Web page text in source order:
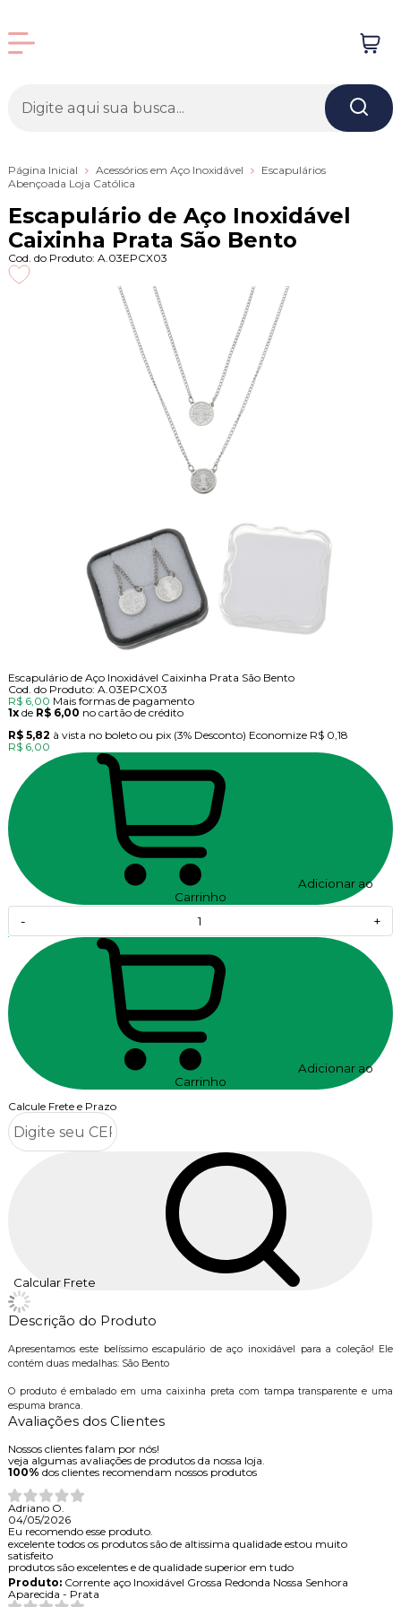
Página Inicial Acessórios em Aço Inoxidável
Escapulários
Abençoada Loja Católica
Escapulário de Aço Inoxidável
Caixinha Prata São Bento
Cod. do Produto: A.03EPCX03
Escapulário de Aço Inoxidável Caixinha Prata São Bento
Cod. do Produto: A.03EPCX03
R$ 6,00 Mais formas de pagamento
1xde R$ 6,00 no cartão de crédito
R$ 5,82 à vista no boleto ou pix (3% Desconto) Economize R$ 0,18
R$ 6,00
Adicionar ao
Carrinho
- +
Adicionar ao
Carrinho
Calcule Frete e Prazo
Calcular Frete
Descrição do Produto
Apresentamos este belíssimo escapulário de aço inoxidável para a coleção! Ele
contém duas medalhas: São Bento
O produto é embalado em uma caixinha preta com tampa transparente e uma
espuma branca.
Avaliações dos Clientes
Nossos clientes falam por nós!
veja algumas avaliações de produtos da nossa loja.
100% dos clientes recomendam nossos produtos
Adriano O.
04/05/2026
Eu recomendo esse produto.
excelente todos os produtos são de altissima qualidade estou muito
satisfeito
produtos são excelentes e de qualidade superior em tudo
Produto:Corrente aço Inoxidável Grossa Redonda Nossa Senhora
Aparecida - Prata